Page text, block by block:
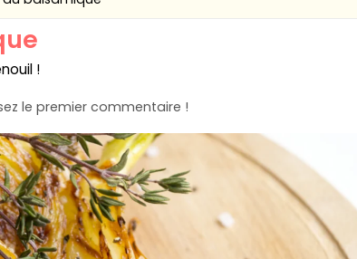
!
le premier commentaire !